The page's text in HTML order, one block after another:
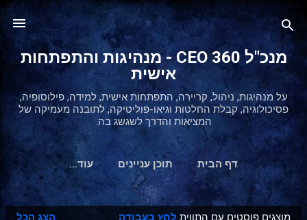
דילוג לתוכן הראשי
מנכ"ל 360 CEO - מנהיגות והתפתחות
אישית
על מנהיגות, ניהול, קריירה, התפתחות אישית, למידה, פילוסופיה,
פסיכולוגיה, קבלת החלטות וגיאו-פוליטיקה, לתובנה מעמיקה של
המציאות והדרך לשגשג בה.
דף הבית תוכן עניינים ‏עוד…
מוצגים פוסטים עם התווית לחץ בעבודה הצג הכל